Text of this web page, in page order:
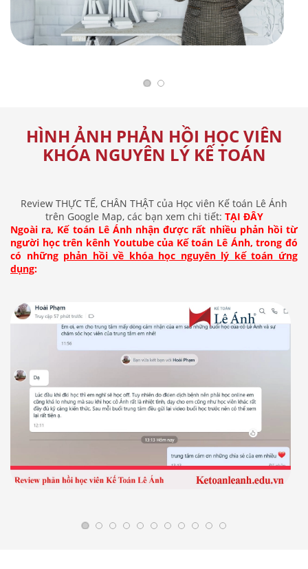
HÌNH ẢNH PHẢN HỒI HỌC VIÊN
KHÓA NGUYÊN LÝ KẾ TOÁN
Review THỰC TẾ, CHÂN THẬT của Học viên Kế toán Lê Ánh
trên Google Map, các bạn xem chi tiết: TẠI ĐÂY
Ngoài ra, Kế toán Lê Ánh nhận được rất nhiều phản hồi từ
người học trên kênh Youtube của Kế toán Lê Ánh, trong đó
có những phản hồi về khóa học nguyên lý kế toán ứng
dụng: